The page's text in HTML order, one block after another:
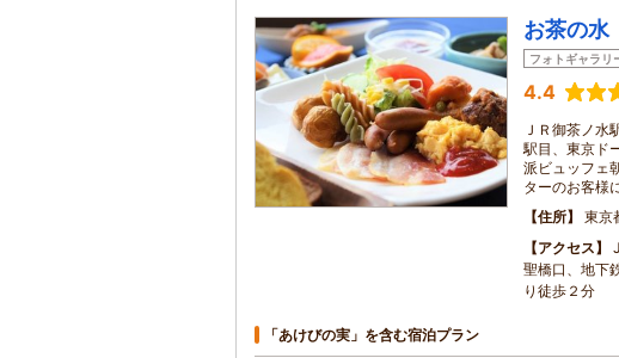
お茶の
フォトギャラリ
4.4
ＪＲ御茶ノ水
駅目、東京ド
派ビュッフェ
ターのお客様
住所
東京
アクセス
聖橋口、地下
り徒歩２分
「あけびの実」を含む宿泊プラン